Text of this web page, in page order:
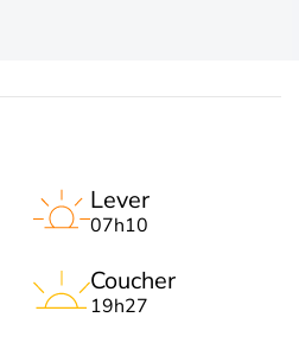
Lever
07h10
Coucher
19h27